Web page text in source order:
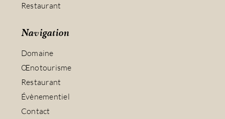
Restaurant
Navigation
Domaine
Œnotourisme
Restaurant
Évènementiel
Contact